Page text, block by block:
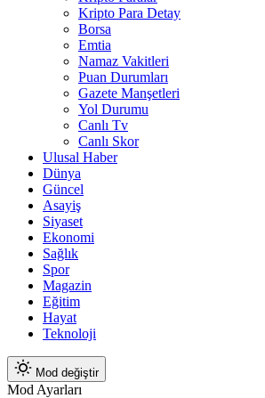
Kripto Para Detay
Borsa
Emtia
Namaz Vakitleri
Puan Durumları
Gazete Manşetleri
Yol Durumu
Canlı Tv
Canlı Skor
Ulusal Haber
Dünya
Güncel
Asayiş
Siyaset
Ekonomi
Sağlık
Spor
Magazin
Eğitim
Hayat
Teknoloji
Mod değiştir
Mod Ayarları